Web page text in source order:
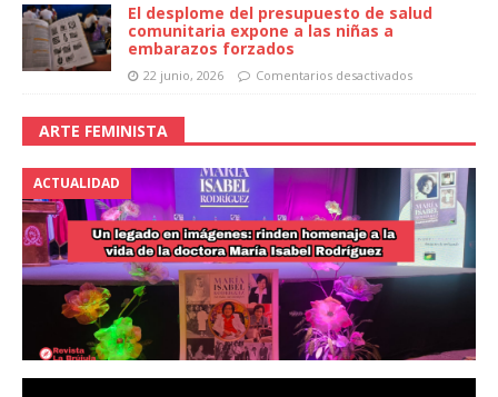
El desplome del presupuesto de salud
comunitaria expone a las niñas a
embarazos forzados
22 junio, 2026 Comentarios desactivados
ARTE FEMINISTA
ACTUALIDAD